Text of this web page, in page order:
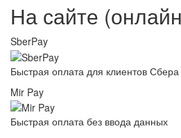
На сайте
SberPay
Быстрая оплата для клиентов Сбера
Mir Pay
Быстрая оплата без ввода данных